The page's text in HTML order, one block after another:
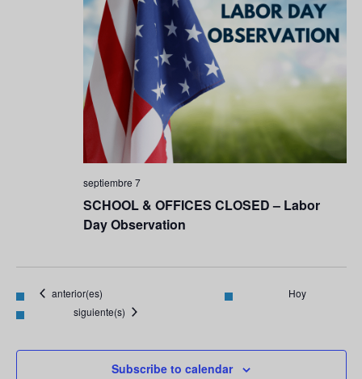
SCHOOL & OFFICES CLOSED – Labor
Day Observation
septiembre 7
Eventos
anterior(es)
Hoy
Eventos
siguiente(s)
Subscribe to calendar